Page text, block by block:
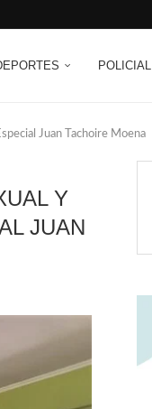
POLICIAL
Juan Tachoire Moena
Y
JUAN